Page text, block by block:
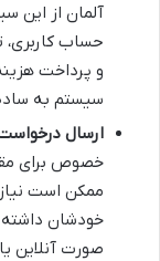
آلمان از این
حساب کاربری،
و پرداخت
سیستم به
ارسال
خصوص برای
ممکن است
خودشان داشته
صورت آنلاین